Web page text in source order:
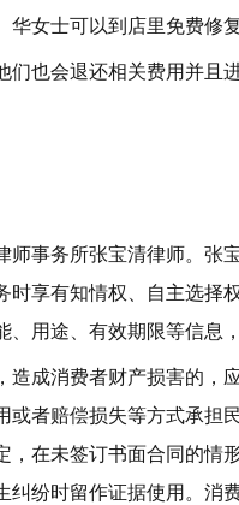
华女士可以到店里免费修
也会退还相关费用并且
师事务所张宝清律师。张
时享有知情权、自主选择
用途、有效期限等信息
造成消费者财产损害的，
或者赔偿损失等方式承担
，在未签订书面合同的情
纠纷时留作证据使用。消